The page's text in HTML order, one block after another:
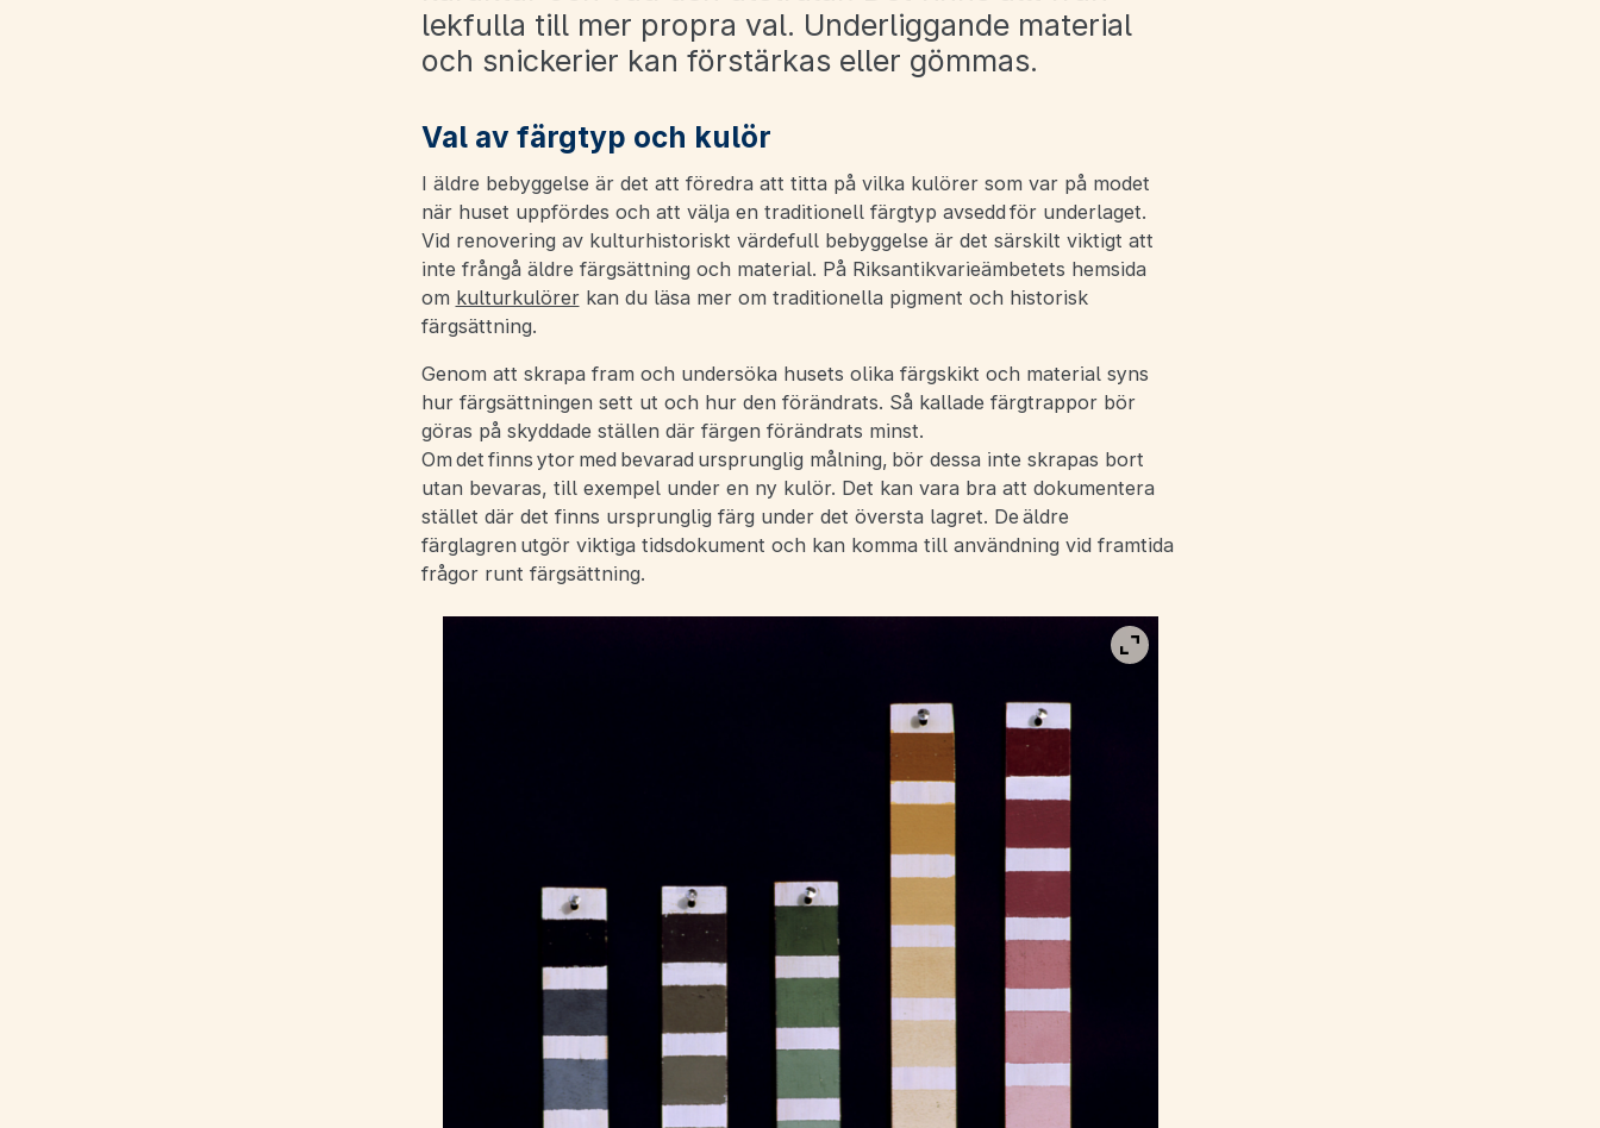
lekfulla till mer propra val. Underliggande material
och snickerier kan förstärkas eller gömmas.
Val av färgtyp och kulör
I äldre bebyggelse är det att föredra att titta på vilka kulörer som var på modet
när huset uppfördes och att välja en traditionell färgtyp avsedd för underlaget.
Vid renovering av kulturhistoriskt värdefull bebyggelse är det särskilt viktigt att
inte frångå äldre färgsättning och material. På Riksantikvarieämbetets hemsida
om kulturkulörerkan du läsa mer om traditionella pigment och historisk
färgsättning.
Genom att skrapa fram och undersöka husets olika färgskikt och material syns
hur färgsättningen sett ut och hur den förändrats. Så kallade färgtrappor bör
göras på skyddade ställen där färgen förändrats minst.
Om det finns ytor med bevarad ursprunglig målning, bör dessa inte skrapas bort
utan bevaras, till exempel under en ny kulör. Det kan vara bra att dokumentera
stället där det finns ursprunglig färg under det översta lagret. De äldre
färglagren utgör viktiga tidsdokument och kan komma till användning vid framtida
frågor runt färgsättning.
Visa bild i fullskärm